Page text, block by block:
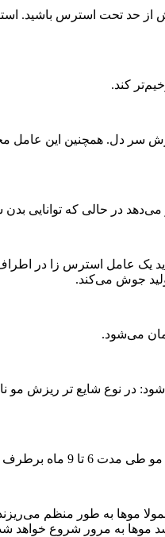
از حد تحت استرس باشید.
کند.
سر دل. همچنین این عامل
در حالی که توانایی بدن
یک عامل استرس زا در
جوش می‌کند.
می‌شود.
در نوع شایع تر ریزش مو
خواهد شد.
موها به طور منظم
به مرور شروع خواهد